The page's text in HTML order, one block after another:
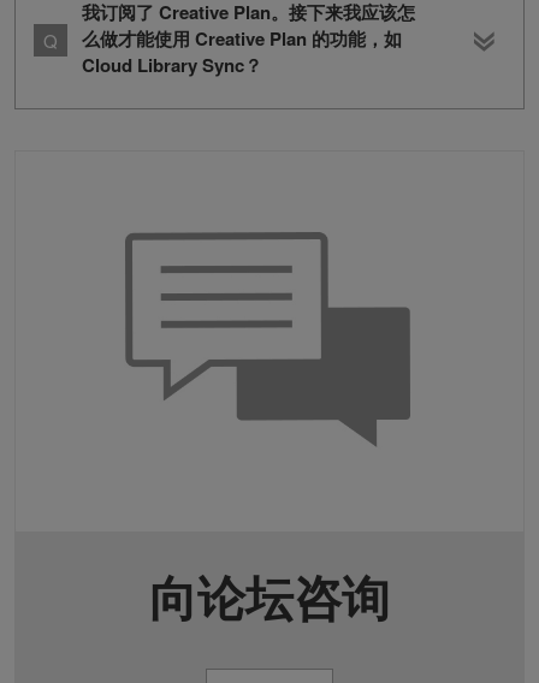
我订阅了 Creative Plan。接下来我应该怎
么做才能使用 Creative Plan 的功能，如
Cloud Library Sync？
向论坛咨询